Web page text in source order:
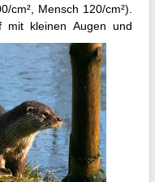
cm², Mensch 120/cm²).
mit kleinenAugen und